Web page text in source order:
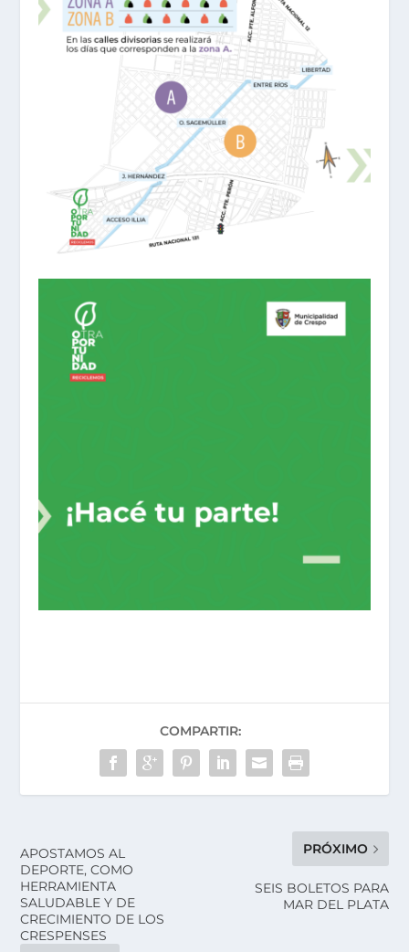
COMPARTIR:
APOSTAMOS AL
DEPORTE, COMO
HERRAMIENTA
SALUDABLE Y DE
CRECIMIENTO DE LOS
CRESPENSES
PRÓXIMO
SEIS BOLETOS PARA
MAR DEL PLATA